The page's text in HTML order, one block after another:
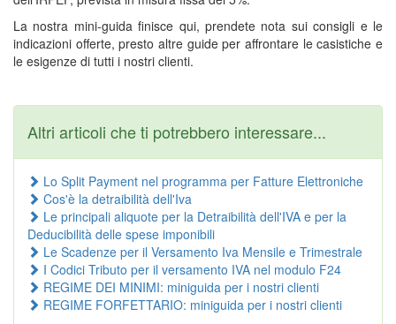
La nostra mini-guida finisce qui, prendete nota sui consigli e le
indicazioni offerte, presto altre guide per affrontare le casistiche e
le esigenze di tutti i nostri clienti.
Altri articoli che ti potrebbero interessare...
Lo Split Payment nel programma per Fatture Elettroniche
Cos'è la detraibilità dell'Iva
Le principali aliquote per la Detraibilità dell'IVA e per la
Deducibilità delle spese imponibili
Le Scadenze per il Versamento Iva Mensile e Trimestrale
I Codici Tributo per il versamento IVA nel modulo F24
REGIME DEI MINIMI: miniguida per i nostri clienti
REGIME FORFETTARIO: miniguida per i nostri clienti